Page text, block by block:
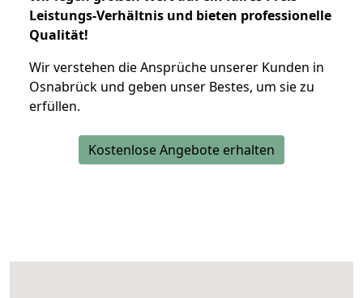
Leistungs-Verhältnis und bieten professionelle
Qualität!
Wir verstehen die Ansprüche unserer Kunden in
Osnabrück und geben unser Bestes, um sie zu
erfüllen.
Kostenlose Angebote erhalten